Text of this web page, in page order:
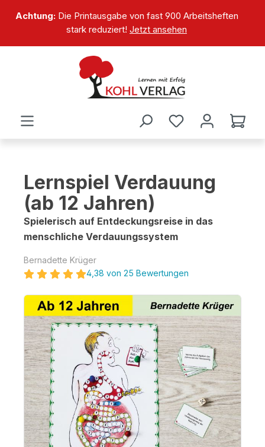
springen
Achtung:Die Printausgabe von fast 900 Arbeitsheften
stark reduziert! Jetzt ansehen
Lernspiel Verdauung
(ab 12 Jahren)
Spielerisch auf Entdeckungsreise in das
menschliche Verdauungssystem
Bernadette Krüger
4,38 von 25 Bewertungen
Bildergalerie überspringen